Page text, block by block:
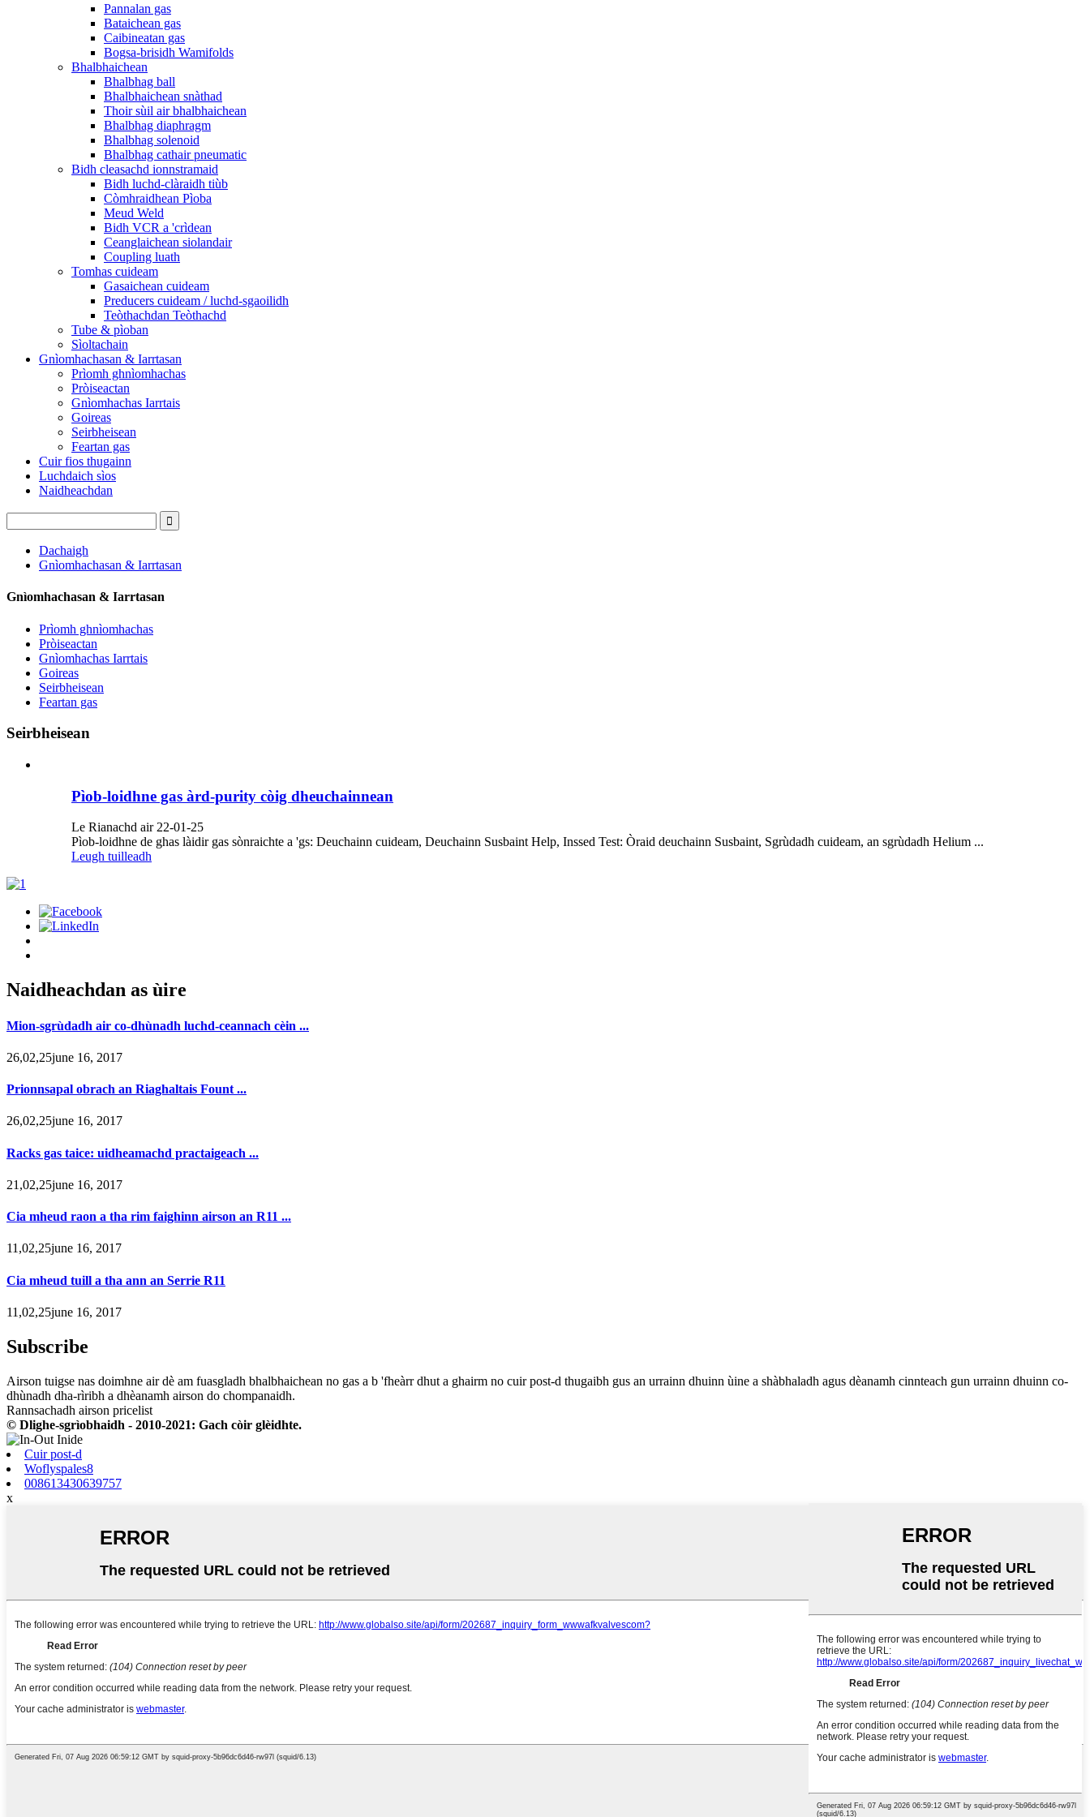
Pannalan gas
Bataichean gas
Caibineatan gas
Bogsa-brisidh Wamifolds
Bhalbhaichean
Bhalbhag ball
Bhalbhaichean snàthad
Thoir sùil air bhalbhaichean
Bhalbhag diaphragm
Bhalbhag solenoid
Bhalbhag cathair pneumatic
Bidh cleasachd ionnstramaid
Bidh luchd-clàraidh tiùb
Còmhraidhean Pìoba
Meud Weld
Bidh VCR a 'crìdean
Ceanglaichean siolandair
Coupling luath
Tomhas cuideam
Gasaichean cuideam
Preducers cuideam / luchd-sgaoilidh
Teòthachdan Teòthachd
Tube & pìoban
Sìoltachain
Gnìomhachasan & Iarrtasan
Prìomh ghnìomhachas
Pròiseactan
Gnìomhachas Iarrtais
Goireas
Seirbheisean
Feartan gas
Cuir fios thugainn
Luchdaich sìos
Naidheachdan
Dachaigh
Gnìomhachasan & Iarrtasan
Gnìomhachasan & Iarrtasan
Prìomh ghnìomhachas
Pròiseactan
Gnìomhachas Iarrtais
Goireas
Seirbheisean
Feartan gas
Seirbheisean
Pìob-loidhne gas àrd-purity còig dheuchainnean
Le Rianachd air 22-01-25
Pìob-loidhne de ghas làidir gas sònraichte a 'gs: Deuchainn cuideam, Deuchainn Susbaint Help, Inssed Test: Òraid deuchainn Susbaint, Sgrùdadh cuideam, an sgrùdadh Helium ...
Leugh tuilleadh
Naidheachdan as ùire
Mion-sgrùdadh air co-dhùnadh luchd-ceannach cèin ...
26,02,25june 16, 2017
Prionnsapal obrach an Riaghaltais Fount ...
26,02,25june 16, 2017
Racks gas taice: uidheamachd practaigeach ...
21,02,25june 16, 2017
Cia mheud raon a tha rim faighinn airson an R11 ...
11,02,25june 16, 2017
Cia mheud tuill a tha ann an Serrie R11
11,02,25june 16, 2017
Subscribe
Airson tuigse nas doimhne air dè am fuasgladh bhalbhaichean no gas a b 'fheàrr dhut a ghairm no cuir post-d thugaibh gus an urrainn dhuinn ùine a shàbhaladh agus dèanamh cinnteach gun urrainn dhuinn co-
dhùnadh dha-rìribh a dhèanamh airson do chompanaidh.
Rannsachadh airson pricelist
© Dlighe-sgrìobhaidh - 2010-2021: Gach còir glèidhte.
Cuir post-d
Woflyspales8
008613430639757
x